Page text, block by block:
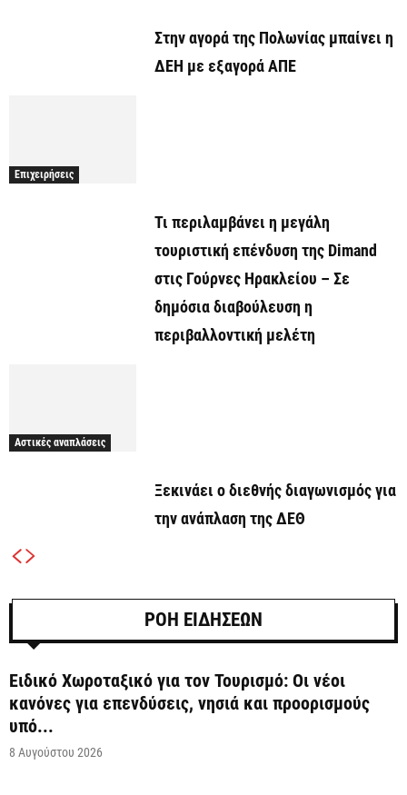
Στην αγορά της Πολωνίας μπαίνει η
ΔΕΗ με εξαγορά ΑΠΕ
Επιχειρήσεις
Τι περιλαμβάνει η μεγάλη
τουριστική επένδυση της Dimand
στις Γούρνες Ηρακλείου – Σε
δημόσια διαβούλευση η
περιβαλλοντική μελέτη
Αστικές αναπλάσεις
Ξεκινάει o διεθνής διαγωνισμός για
την ανάπλαση της ΔΕΘ
ΡΟΗ ΕΙΔΗΣΕΩΝ
Ειδικό Χωροταξικό για τον Τουρισμό: Οι νέοι
κανόνες για επενδύσεις, νησιά και προορισμούς
υπό...
8 Αυγούστου 2026